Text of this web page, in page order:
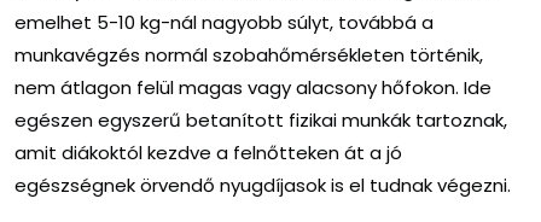
emelhet 5-10 kg-nál nagyobb súlyt, továbbá a
munkavégzés normál szobahőmérsékleten történik,
nem átlagon felül magas vagy alacsony hőfokon. Ide
egészen egyszerű betanított fizikai munkák tartoznak,
amit diákoktól kezdve a felnőtteken át a jó
egészségnek örvendő nyugdíjasok is el tudnak végezni.